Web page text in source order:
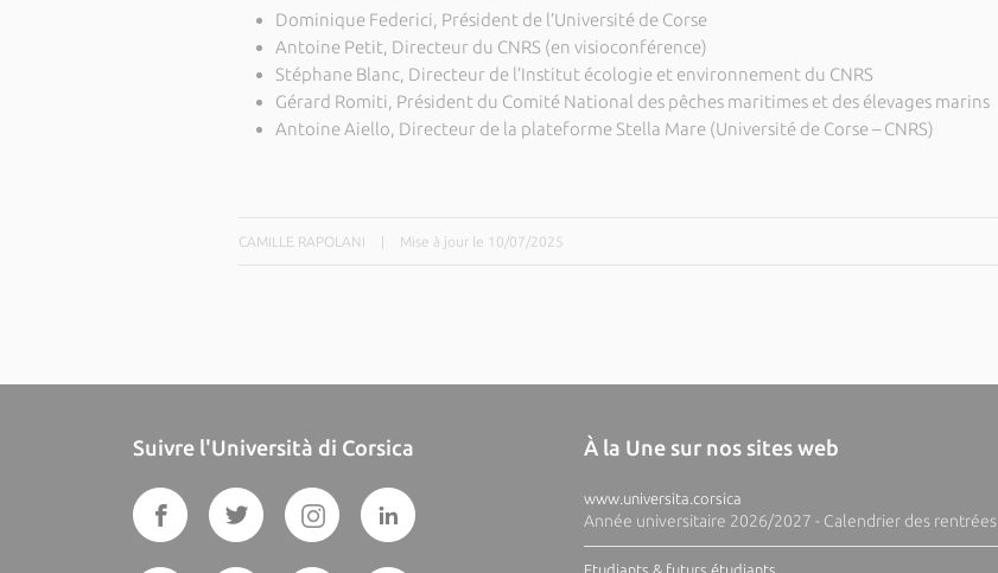
Dominique Federici, Président de l’Université de Corse
Antoine Petit, Directeur du CNRS (en visioconférence)
Stéphane Blanc, Directeur de l’Institut écologie et environnement du CNRS
Gérard Romiti, Président du Comité National des pêches maritimes et des élevages marins
Antoine Aiello, Directeur de la plateforme Stella Mare (Université de Corse – CNRS)
CAMILLE RAPOLANI Mise à jour le 10/07/2025
Suivre l'Università di Corsica À la Une sur nos sites web
www.universita.corsica
Année universitaire 2026/2027 - Calendrier des rentrées
Etudiants & futurs étudiants